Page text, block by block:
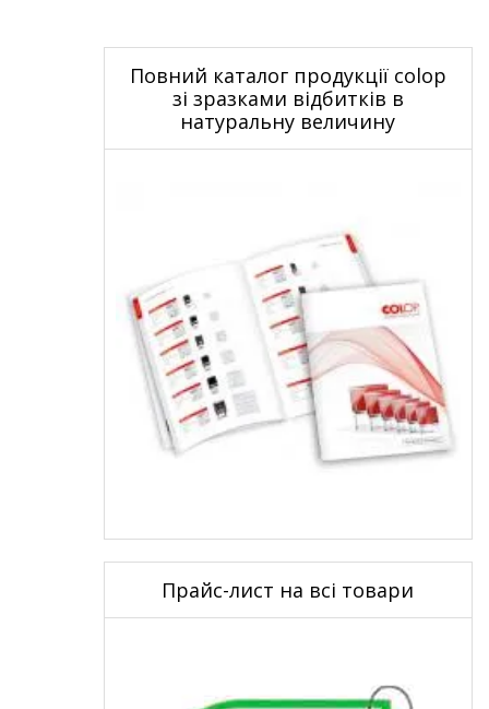
Повний каталог продукції colop
зі зразками відбитків в
натуральну величину
Прайс-лист на всі товари